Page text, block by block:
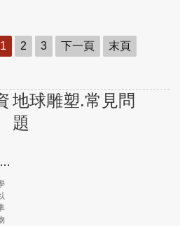
1 2 3 下一頁 末頁
不銹鋼地球儀，引領宇宙探索新紀元
地球雕塑.常見問
題